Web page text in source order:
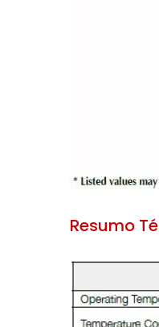
Resumo